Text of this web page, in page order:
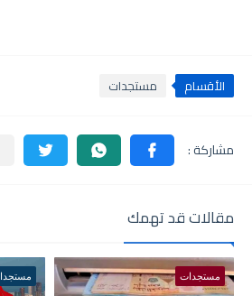
الأقسام مستجدات
مقالات قد تهمك
مستجدات